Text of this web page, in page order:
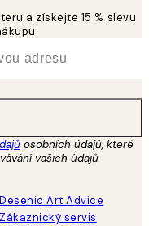
a získejte 15 % slevu
osobních údajů, které
vašich údajů
Desenio Art Advice
Zákaznický servis